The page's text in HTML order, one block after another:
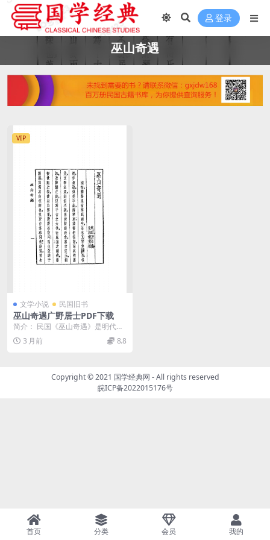
登录
巫山奇遇
VIP
文学小说 民国旧书
巫山奇遇广野居士PDF下载
简介： 民国《巫山奇遇》是明代小
说《双双传》在民国时期的一个重
印本。它由上海中央...
3 月前 8.8
Copyright © 2021 国学经典网 - All rights reserved
皖ICP备2022015176号
首页 分类 会员 我的